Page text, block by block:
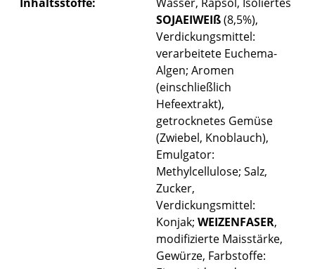
SOJAEIWEIß(8,5%),
Verdickungsmittel:
verarbeitete Euchema-
Algen; Aromen
(einschließlich
Hefeextrakt),
getrocknetes Gemüse
(Zwiebel, Knoblauch),
Emulgator:
Methylcellulose; Salz,
Zucker,
Verdickungsmittel:
Konjak; WEIZENFASER,
modifizierte Maisstärke,
Gewürze, Farbstoffe: